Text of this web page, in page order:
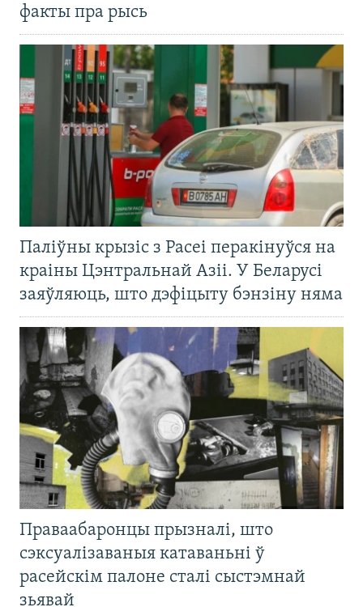
факты пра рысь
Паліўны крызіс з Расеі перакінуўся на
краіны Цэнтральнай Азіі. У Беларусі
заяўляюць, што дэфіцыту бэнзіну няма
Праваабаронцы прызналі, што
сэксуалізаваныя катаваньні ў
расейскім палоне сталі сыстэмнай
зьявай